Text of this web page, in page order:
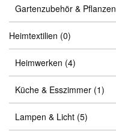
Gartenzubehör & Pflanzen
Heimtextilien (0)
Heimwerken (4)
Küche & Esszimmer (1)
Lampen & Licht (5)